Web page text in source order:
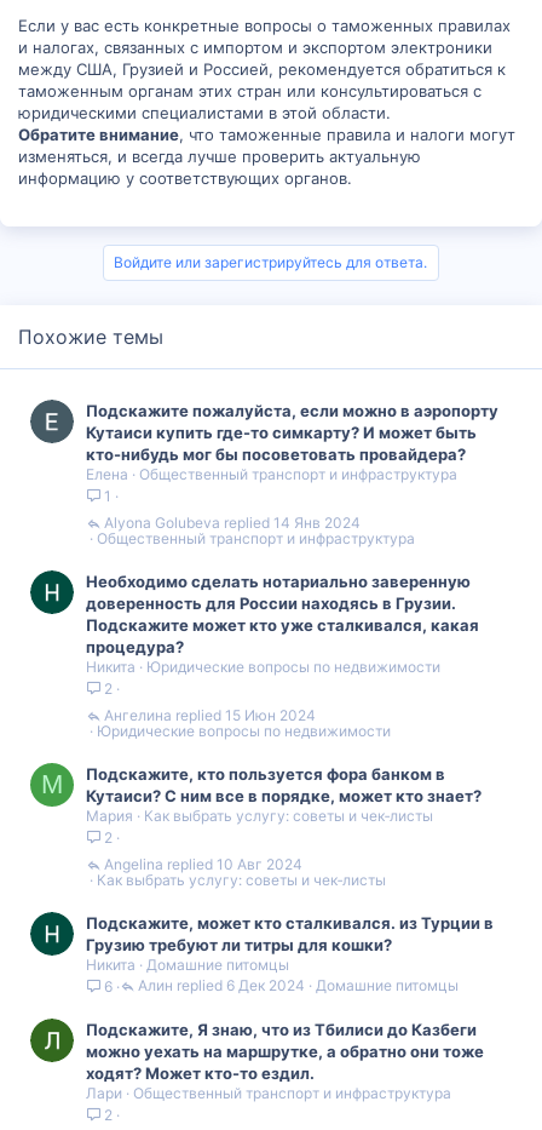
Если у вас есть конкретные вопросы о таможенных правилах
и налогах, связанных с импортом и экспортом электроники
между США, Грузией и Россией, рекомендуется обратиться к
таможенным органам этих стран или консультироваться с
юридическими специалистами в этой области.
Обратите внимание, что таможенные правила и налоги могут
изменяться, и всегда лучше проверить актуальную
информацию у соответствующих органов.
Войдите или зарегистрируйтесь для ответа.
Похожие темы
Подскажите пожалуйста, если можно в аэропорту
Кутаиси купить где-то симкарту? И может быть
кто-нибудь мог бы посоветовать провайдера?
Елена
Общественный транспорт и инфраструктура
1
Общественный транспорт и инфраструктура
14 Янв 2024
Alyona Golubeva
Необходимо сделать нотариально заверенную
доверенность для России находясь в Грузии.
Подскажите может кто уже сталкивался, какая
процедура?
Никита
Юридические вопросы по недвижимости
2
Юридические вопросы по недвижимости
15 Июн 2024
Ангелина
М
Подскажите, кто пользуется фора банком в
Кутаиси? С ним все в порядке, может кто знает?
Мария
Как выбрать услугу: советы и чек‑листы
2
Как выбрать услугу: советы и чек‑листы
10 Авг 2024
Angelina
Подскажите, может кто сталкивался. из Турции в
Грузию требуют ли титры для кошки?
Никита
Домашние питомцы
6
Домашние питомцы
6 Дек 2024
Алин
Подскажите, Я знаю, что из Тбилиси до Казбеги
можно уехать на маршрутке, а обратно они тоже
ходят? Может кто-то ездил.
Лари
Общественный транспорт и инфраструктура
2